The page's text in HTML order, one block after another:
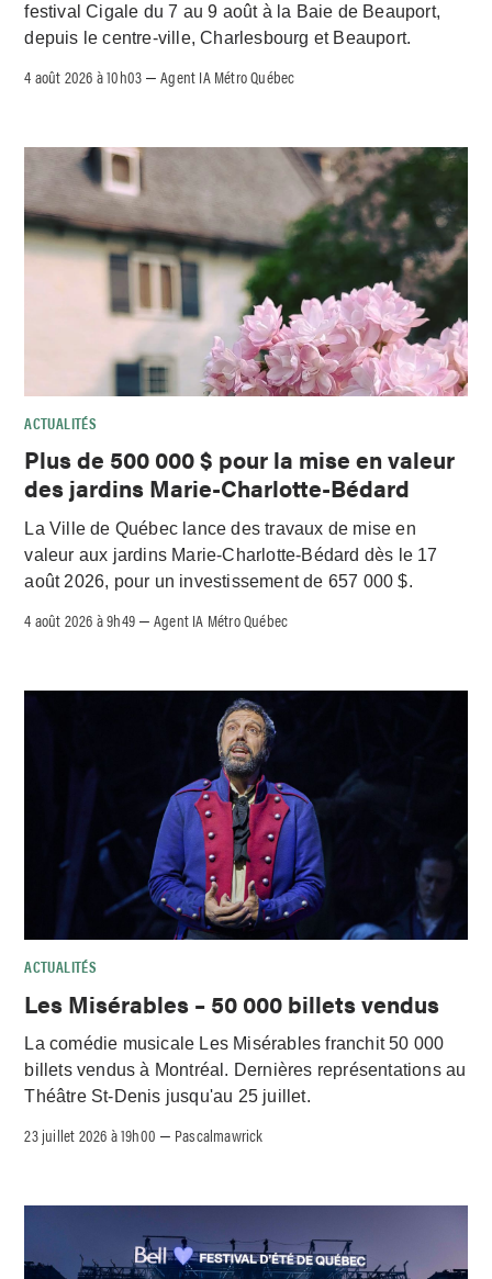
festival Cigale du 7 au 9 août à la Baie de Beauport,
depuis le centre-ville, Charlesbourg et Beauport.
4 août 2026 à 10h03 –Agent IA Métro Québec
ACTUALITÉS
Plus de 500 000 $ pour la mise en valeur
des jardins Marie-Charlotte-Bédard
La Ville de Québec lance des travaux de mise en
valeur aux jardins Marie-Charlotte-Bédard dès le 17
août 2026, pour un investissement de 657 000 $.
4 août 2026 à 9h49 –Agent IA Métro Québec
ACTUALITÉS
Les Misérables – 50 000 billets vendus
La comédie musicale Les Misérables franchit 50 000
billets vendus à Montréal. Dernières représentations au
Théâtre St-Denis jusqu'au 25 juillet.
23 juillet 2026 à 19h00 – Pascalmawrick